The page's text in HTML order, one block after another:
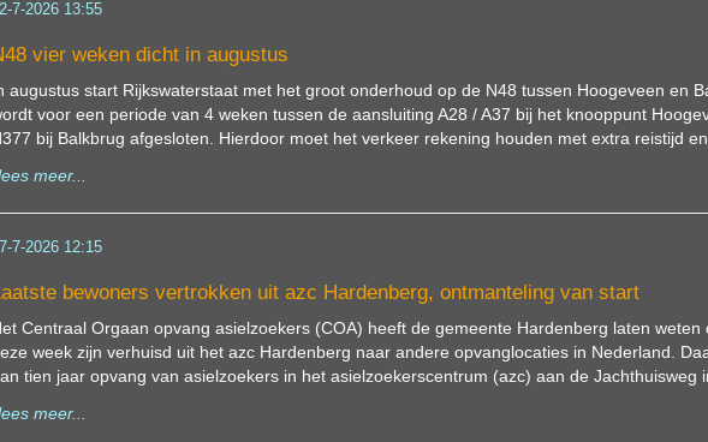
7-2026 13:55
vier weken dicht in augustus
augustus start Rijkswaterstaat met het groot onderhoud op de N48 tussen Hoogeveen en
voor een periode van 4 weken tussen de aansluiting A28 / A37 bij het knooppunt
bij Balkbrug afgesloten. Hierdoor moet het verkeer rekening houden met extra reistijd en
meer...
7-2026 12:15
bewoners vertrokken uit azc Hardenberg, ontmanteling van start
Centraal Orgaan opvang asielzoekers (COA) heeft de gemeente Hardenberg laten weten
week zijn verhuisd uit het azc Hardenberg naar andere opvanglocaties in Nederland.
tien jaar opvang van asielzoekers in het asielzoekerscentrum (azc) aan de Jachthuisweg
meer...